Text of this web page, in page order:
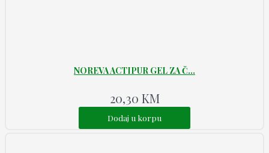
NOREVA ACTIPUR GEL ZA Č...
20,30 KM
Dodaj u korpu